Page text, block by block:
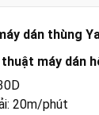
máy dán thùng
độ đóng gói
chắc chắn, đều
dán thùng
máy dán
20m/phút